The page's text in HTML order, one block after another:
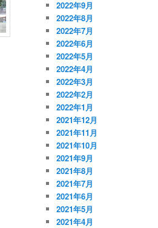
2022年9月
2022年8月
2022年7月
2022年6月
2022年5月
2022年4月
2022年3月
2022年2月
2022年1月
2021年12月
2021年11月
2021年10月
2021年9月
2021年8月
2021年7月
2021年6月
2021年5月
2021年4月